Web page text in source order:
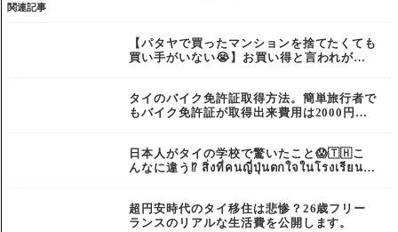
関連記事
【パタヤで買ったマンションを捨てたくても
買い手がいない😭】お買い得と言われが実
タイのバイク免許証取得方法。簡単旅行者で
もバイク免許証が取得出来費用は2000円く
日本人がタイの学校で驚いたこと😱🇹🇭こ
んなに違う⁉︎ สิ่งที่คนญี่ปุ่นตกใจในโรงเรียนไ
超円安時代のタイ移住は悲惨？26歳フリー
ランスのリアルな生活費を公開します。